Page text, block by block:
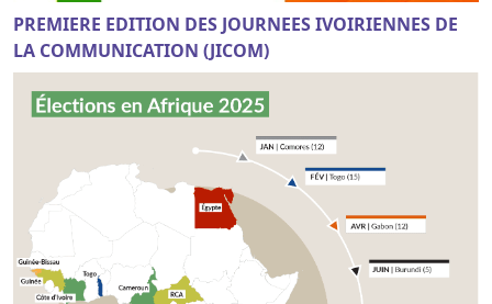
PREMIERE EDITION DES JOURNEES IVOIRIENNES DE
LA COMMUNICATION (JICOM)